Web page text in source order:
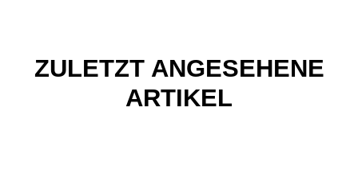
ZULETZT ANGESEHENE
ARTIKEL